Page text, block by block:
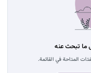
ما تبحث عنه
المتاحة في القائمة.